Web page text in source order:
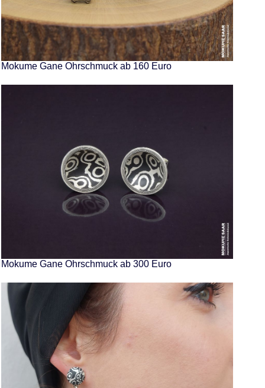
Mokume Gane Ohrschmuck ab 160 Euro
Mokume Gane Ohrschmuck ab 300 Euro